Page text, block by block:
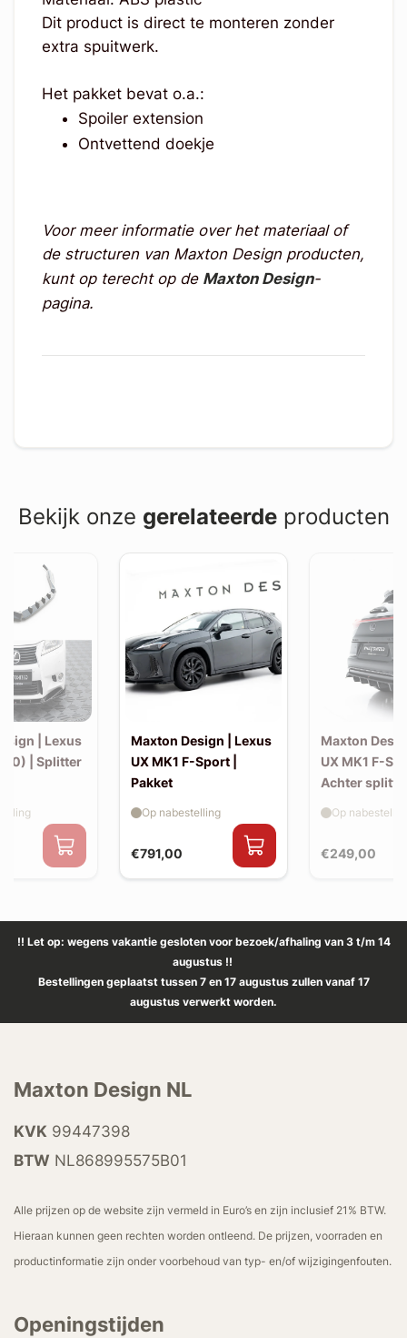
Dit product is direct te monteren zonder
extra spuitwerk.
Het pakket bevat o.a.:
Spoiler extension
Ontvettend doekje
Voor meer informatie over het materiaal of
de structuren van Maxton Design producten,
kunt op terecht op de Maxton Design-
pagina.
Bekijk onze gerelateerdeproducten
| Lexus
| Splitter
Maxton Design | Lexus
UX MK1 F-Sport |
Pakket
€791,00
Op nabestelling
Maxton
UX MK1 F-
Achter
€249,00
Op
!! Let op: wegens vakantie gesloten voor bezoek/afhaling van 3 t/m 14
augustus !!
Bestellingen geplaatst tussen 7 en 17 augustus zullen vanaf 17
augustus verwerkt worden.
Maxton Design NL
KVK 99447398
BTW NL868995575B01
Alle prijzen op de website zijn vermeld in Euro’s en zijn inclusief 21% BTW.
Hieraan kunnen geen rechten worden ontleend. De prijzen, voorraden en
productinformatie zijn onder voorbehoud van typ- en/of wijzigingenfouten.
Openingstijden